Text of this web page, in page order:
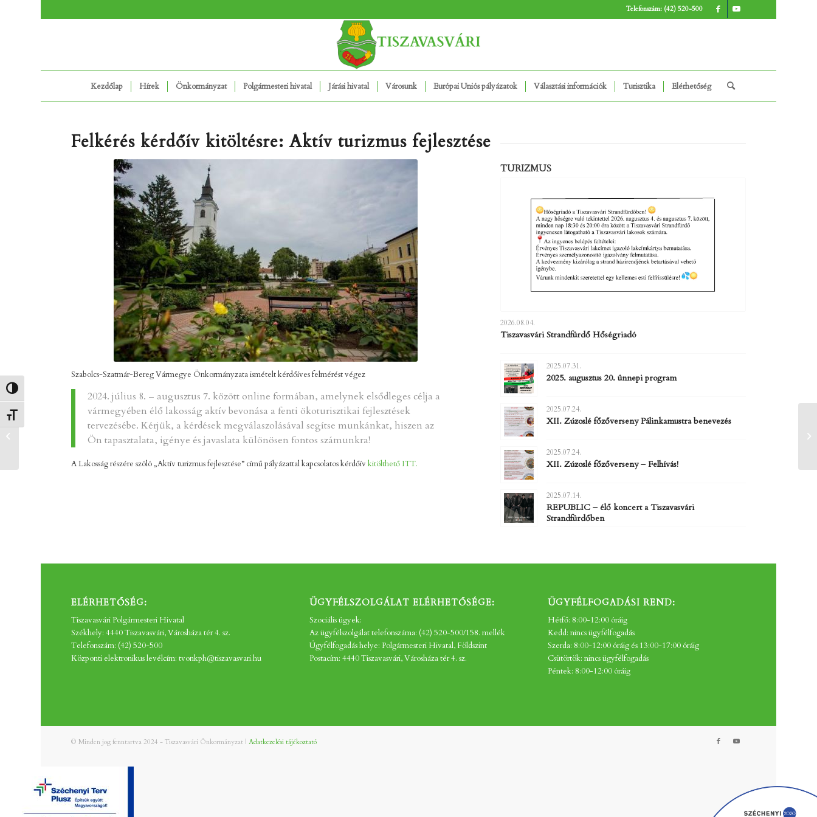
Nagy kontraszt váltása
Betűméret váltása
Telefonszám: (42) 520-500
Kezdőlap Hírek Önkormányzat Polgármesteri hivatal Járási hivatal Városunk Európai Uniós pályázatok Választási információk Turisztika Elérhetőség
Felkérés kérdőív kitöltésre: Aktív turizmus fejlesztése
Szabolcs-Szatmár-Bereg Vármegye Önkormányzata ismételt kérdőíves felmérést végez
2024. július 8. – augusztus 7. között online formában, amelynek elsődleges célja a
vármegyében élő lakosság aktív bevonása a fenti ökoturisztikai fejlesztések
tervezésébe. Kérjük, a kérdések megválaszolásával segítse munkánkat, hiszen az
Ön tapasztalata, igénye és javaslata különösen fontos számunkra!
A Lakosság részére szóló „Aktív turizmus fejlesztése” című pályázattal kapcsolatos kérdőívkitölthető ITT.
TURIZMUS
2026.08.04.
Tiszavasvári Strandfürdő Hőségriadó
2025.07.31.
2025. augusztus 20. ünnepi program
2025.07.24.
XII. Zúzoslé főzőverseny Pálinkamustra benevezés
2025.07.24.
XII. Zúzoslé főzőverseny – Felhívás!
2025.07.14.
REPUBLIC – élő koncert a Tiszavasvári
Strandfürdőben
ELÉRHETŐSÉG:
Tiszavasvári Polgármesteri Hivatal
Székhely: 4440 Tiszavasvári, Városháza tér 4. sz.
Telefonszám: (42) 520-500
Központi elektronikus levélcím: tvonkph@tiszavasvari.hu
ÜGYFÉLSZOLGÁLAT ELÉRHETŐSÉGE:
Szociális ügyek:
Az ügyfélszolgálat telefonszáma: (42) 520-500/158. mellék
Ügyfélfogadás helye: Polgármesteri Hivatal, Földszint
Postacím: 4440 Tiszavasvári, Városháza tér 4. sz.
ÜGYFÉLFOGADÁSI REND:
Hétfő: 8:00-12:00 óráig
Kedd: nincs ügyfélfogadás
Szerda: 8:00-12:00 óráig és 13:00-17:00 óráig
Csütörtök: nincs ügyfélfogadás
Péntek: 8:00-12:00 óráig
© Minden jog fenntartva 2024 - Tiszavasvári Önkormányzat |Adatkezelési tájékoztató
Tiszavasváriban